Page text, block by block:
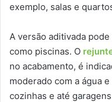
exemplo, salas e
A versão aditivada
como piscinas. O
no acabamento, é
moderado com a água
cozinhas e até